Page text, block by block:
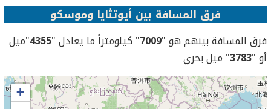
فرق المسافة بين أيوتثايا وموسكو
فرق المسافة بينهم هو "7009" كيلومتراً ما يعادل "4355"ميل
أو "3783" ميل بحري
+